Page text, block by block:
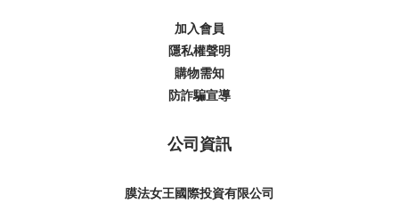
加入會員
隱私權聲明
購物需知
防詐騙宣導
公司資訊
膜法女王國際投資有限公司